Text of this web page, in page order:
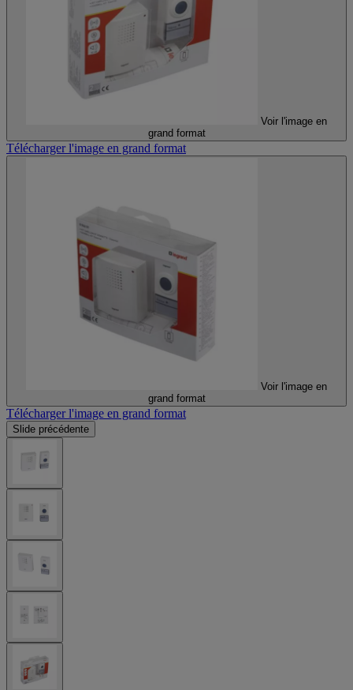
Voir l'image en
grand format
Télécharger l'image en grand format
Voir l'image en
grand format
Télécharger l'image en grand format
Slide précédente